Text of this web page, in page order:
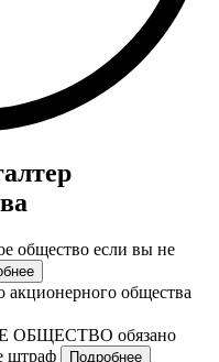
общество если вы не
акционерного общества
ОБЩЕСТВО обязано
штраф
Подробнее